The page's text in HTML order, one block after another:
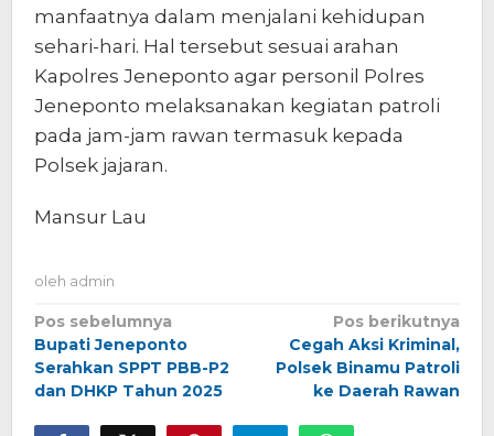
manfaatnya dalam menjalani kehidupan
sehari-hari. Hal tersebut sesuai arahan
Kapolres Jeneponto agar personil Polres
Jeneponto melaksanakan kegiatan patroli
pada jam-jam rawan termasuk kepada
Polsek jajaran.
Mansur Lau
oleh admin
Navigasi
pos
Pos sebelumnya
Bupati Jeneponto
Serahkan SPPT PBB-P2
dan DHKP Tahun 2025
Pos berikutnya
Cegah Aksi Kriminal,
Polsek Binamu Patroli
ke Daerah Rawan